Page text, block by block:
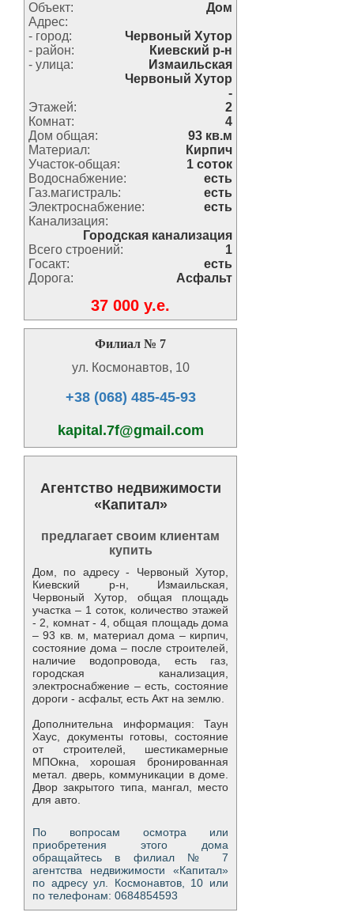
Объект:
Дом
Адрес:
- город:
Червоный Хутор
- район:
Киевский р-н
- улица:
Измаильская
Червоный Хутор
-
Этажей:
2
Комнат:
4
Дом общая:
93 кв.м
Материал:
Кирпич
Участок-общая:
1 соток
Водоснабжение:
есть
Газ.магистраль:
есть
Электроснабжение:
есть
Канализация:
Городская канализация
Всего строений:
1
Госакт:
есть
Дорога:
Асфальт
37 000 y.e.
Филиал № 7
ул. Космонавтов, 10
+38 (068) 485-45-93
kapital.7f@gmail.com
Агентство недвижимости
«Капитал»
предлагает своим клиентам
купить
Дом, по адресу - Червоный Хутор,
Киевский р-н, Измаильская,
Червоный Хутор, общая площадь
участка – 1 соток, количество этажей
- 2, комнат - 4, общая площадь дома
– 93 кв. м, материал дома – кирпич,
состояние дома – после строителей,
наличие водопровода, есть газ,
городская канализация,
электроснабжение – есть, состояние
дороги - асфальт, есть Акт на землю.
Дополнительна информация: Таун
Хаус, документы готовы, состояние
от строителей, шестикамерные
МПОкна, хорошая бронированная
метал. дверь, коммуникации в доме.
Двор закрытого типа, мангал, место
для авто.
По вопросам осмотра или
приобретения этого дома
обращайтесь в филиал № 7
агентства недвижимости «Капитал»
по адресу ул. Космонавтов, 10 или
по телефонам: 0684854593